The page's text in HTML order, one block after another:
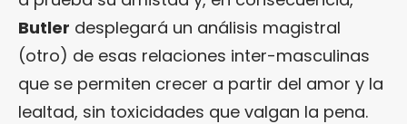
Butler desplegará un análisis magistral
(otro) de esas relaciones inter-masculinas
que se permiten crecer a partir del amor y la
lealtad, sin toxicidades que valgan la pena.